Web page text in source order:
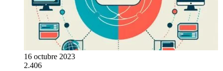
16 octubre 2023
2.406